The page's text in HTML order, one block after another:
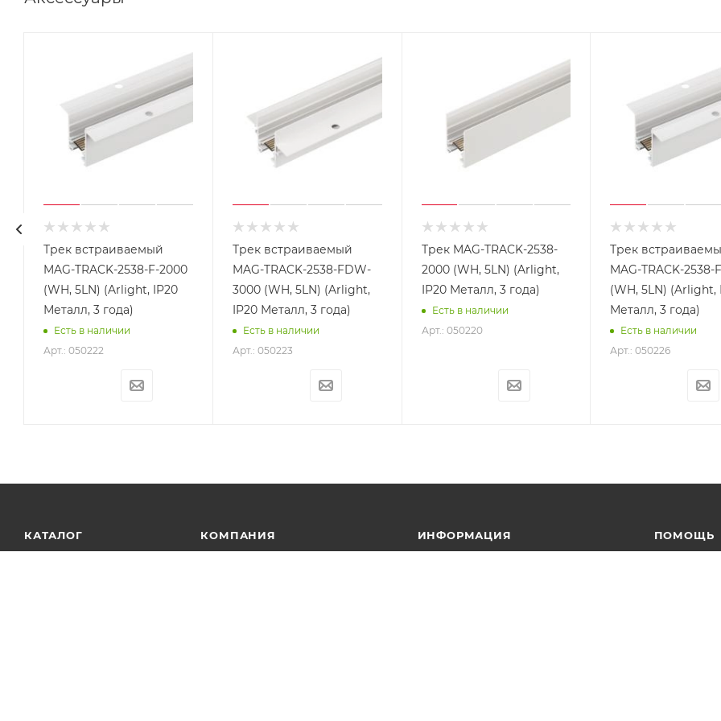
Трек встраиваемый
MAG-TRACK-2538-F-2000
(WH, 5LN) (Arlight, IP20
Металл, 3 года)
Есть в наличии
Арт.: 050222
Трек встраиваемый
MAG-TRACK-2538-FDW-
3000 (WH, 5LN) (Arlight,
IP20 Металл, 3 года)
Есть в наличии
Арт.: 050223
Трек MAG-TRACK-2538-
2000 (WH, 5LN) (Arlight,
IP20 Металл, 3 года)
Есть в наличии
Арт.: 050220
Трек
MAG-TRACK-2538-
(WH, 5LN) (Arlight,
Металл, 3 года)
Есть в наличии
Арт.: 050226
КАТАЛОГ КОМПАНИЯ ИНФОРМАЦИЯ ПОМОЩЬ